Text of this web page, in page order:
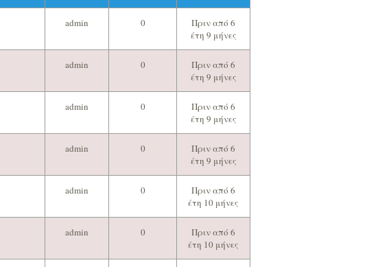
admin 0
Πριν από 6
έτη 9 μήνες
admin 0
Πριν από 6
έτη 9 μήνες
admin 0
Πριν από 6
έτη 9 μήνες
admin 0
Πριν από 6
έτη 9 μήνες
admin 0
Πριν από 6
έτη 10 μήνες
admin 0
Πριν από 6
έτη 10 μήνες